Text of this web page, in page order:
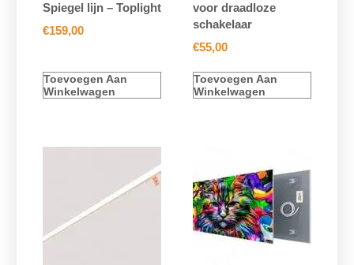
Spiegel lijn – Toplight
€159,00
Toevoegen Aan
Winkelwagen
voor draadloze
schakelaar
€55,00
Toevoegen Aan
Winkelwagen